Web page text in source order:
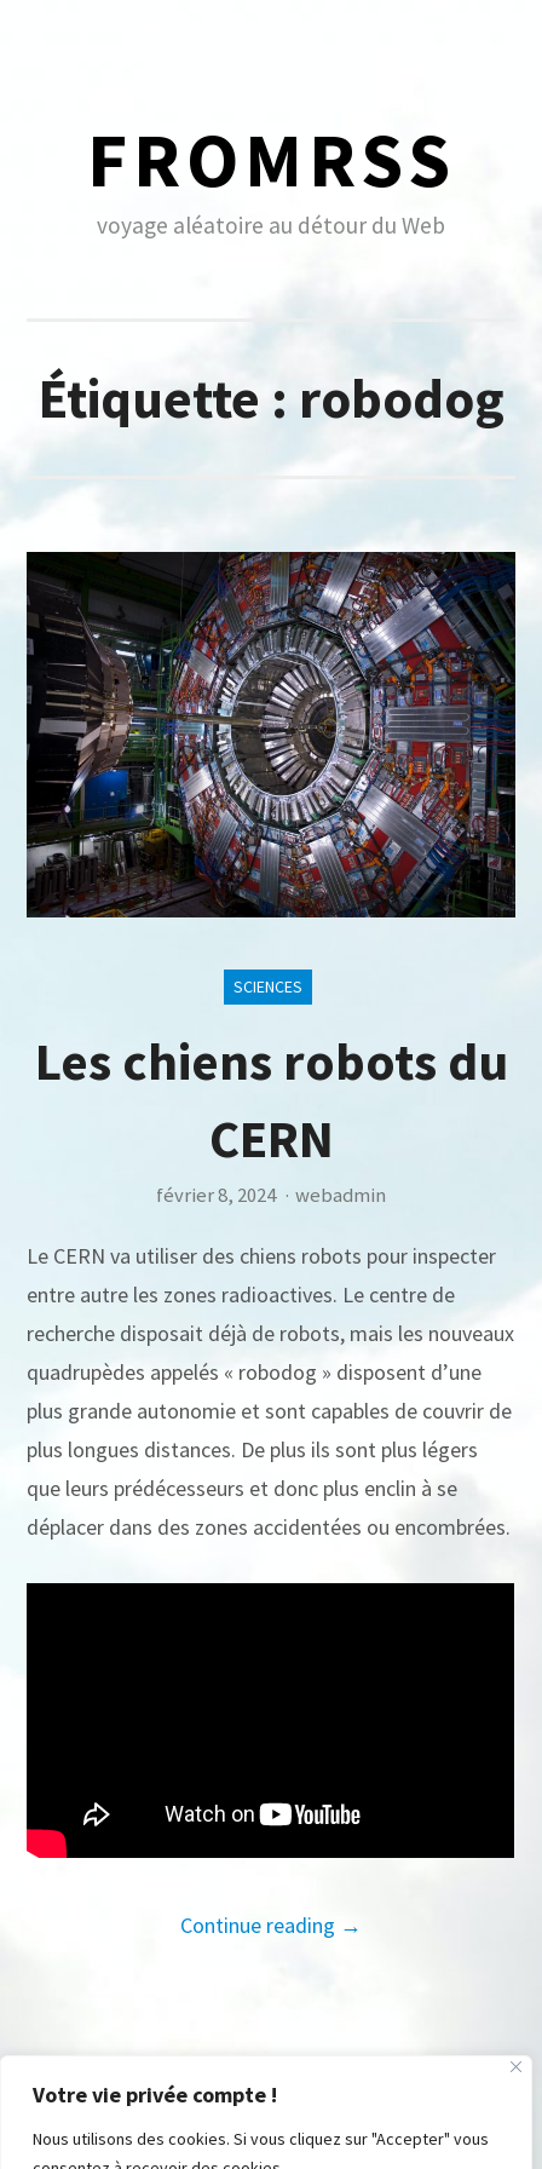
Votre vie privée compte !
Nous utilisons des cookies. Si vous cliquez sur "Accepter" vous
FROMRSS
voyage aléatoire au détour du Web
Étiquette : robodog
SCIENCES
Les chiens robots du
CERN
février 8, 2024 · webadmin
Le CERN va utiliser des chiens robots pour inspecter
entre autre les zones radioactives. Le centre de
recherche disposait déjà de robots, mais les nouveaux
quadrupèdes appelés « robodog » disposent d’une
plus grande autonomie et sont capables de couvrir de
plus longues distances. De plus ils sont plus légers
que leurs prédécesseurs et donc plus enclin à se
déplacer dans des zones accidentées ou encombrées.
Continue reading →